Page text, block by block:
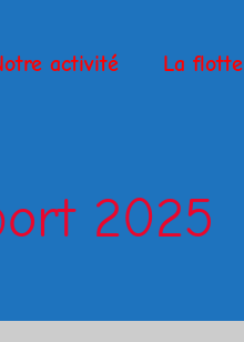
activité La flotte
2025